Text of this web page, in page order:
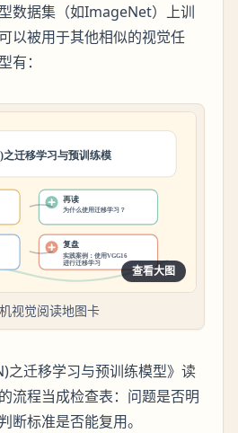
数据集（如ImageNet）上训
以被用于其他相似的视觉任
有：
查看大图
视觉阅读地图卡
之迁移学习与预训练模型》读
流程当成检查表：问题是否明
断标准是否能复用。